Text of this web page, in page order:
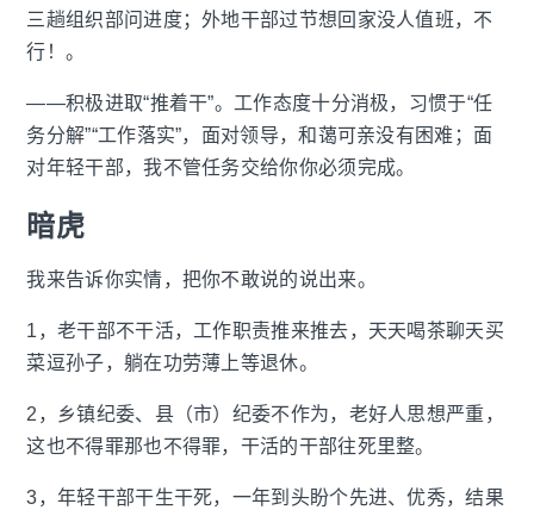
三趟组织部问进度；外地干部过节想回家没人值班，不
行！。
——积极进取“推着干”。工作态度十分消极，习惯于“任
务分解”“工作落实”，面对领导，和蔼可亲没有困难；面
对年轻干部，我不管任务交给你你必须完成。
暗虎
我来告诉你实情，把你不敢说的说出来。
1，老干部不干活，工作职责推来推去，天天喝茶聊天买
菜逗孙子，躺在功劳薄上等退休。
2，乡镇纪委、县（市）纪委不作为，老好人思想严重，
这也不得罪那也不得罪，干活的干部往死里整。
3，年轻干部干生干死，一年到头盼个先进、优秀，结果